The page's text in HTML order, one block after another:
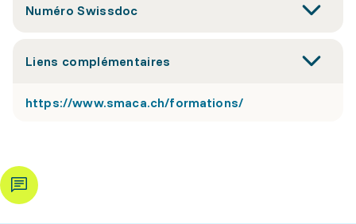
Numéro Swissdoc
Liens complémentaires
https://www.smaca.ch/formations/